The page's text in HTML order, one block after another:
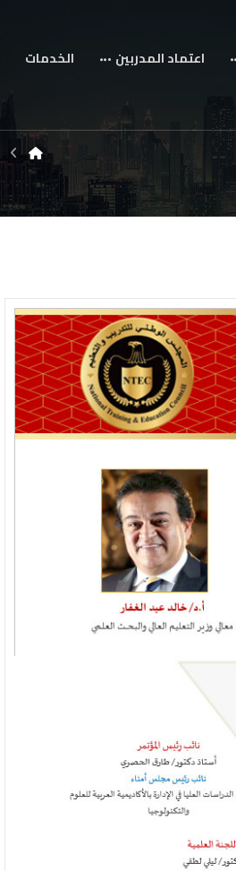
اعتماد المدربين الخدمات